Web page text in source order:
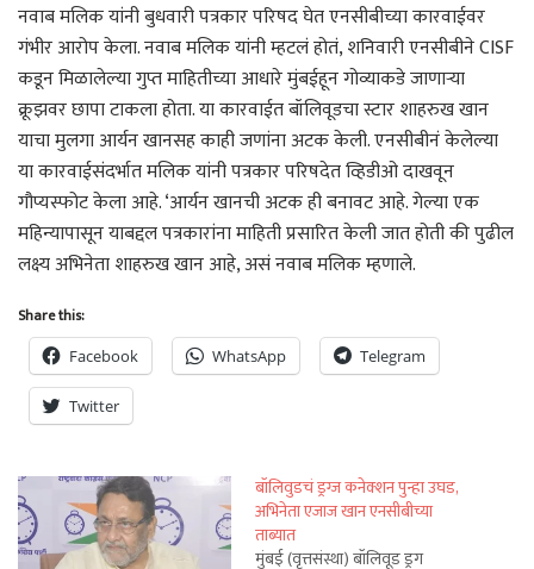
नवाब मलिक यांनी बुधवारी पत्रकार परिषद घेत एनसीबीच्या कारवाईवर
गंभीर आरोप केला. नवाब मलिक यांनी म्हटलं होतं, शनिवारी एनसीबीने CISF
कडून मिळालेल्या गुप्त माहितीच्या आधारे मुंबईहून गोव्याकडे जाणाऱ्या
क्रूझवर छापा टाकला होता. या कारवाईत बॉलिवूडचा स्टार शाहरुख खान
याचा मुलगा आर्यन खानसह काही जणांना अटक केली. एनसीबीनं केलेल्या
या कारवाईसंदर्भात मलिक यांनी पत्रकार परिषदेत व्हिडीओ दाखवून
गौप्यस्फोट केला आहे. ‘आर्यन खानची अटक ही बनावट आहे. गेल्या एक
महिन्यापासून याबद्दल पत्रकारांना माहिती प्रसारित केली जात होती की पुढील
लक्ष्य अभिनेता शाहरुख खान आहे, असं नवाब मलिक म्हणाले.
Share this:
Facebook WhatsApp Telegram
Twitter
बॉलिवुडचं ड्रग्ज कनेक्शन पुन्हा उघड,
अभिनेता एजाज खान एनसीबीच्या
ताब्यात
मुंबई (वृत्तसंस्था) बॉलिवूड ड्रग